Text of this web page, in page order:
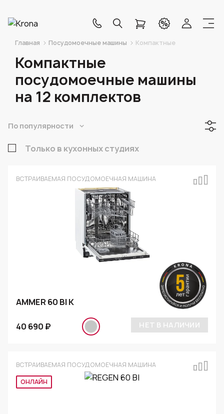
Главная Посудомоечные машины Компактные
Компактные
посудомоечные машины
на 12 комплектов
По популярности
Только в кухонных студиях
ВСТРАИВАЕМАЯ ПОСУДОМОЕЧНАЯ МАШИНА
AMMER 60 BI K
40 690 ₽ НЕТ В НАЛИЧИИ
ВСТРАИВАЕМАЯ ПОСУДОМОЕЧНАЯ МАШИНА
ОНЛАЙН